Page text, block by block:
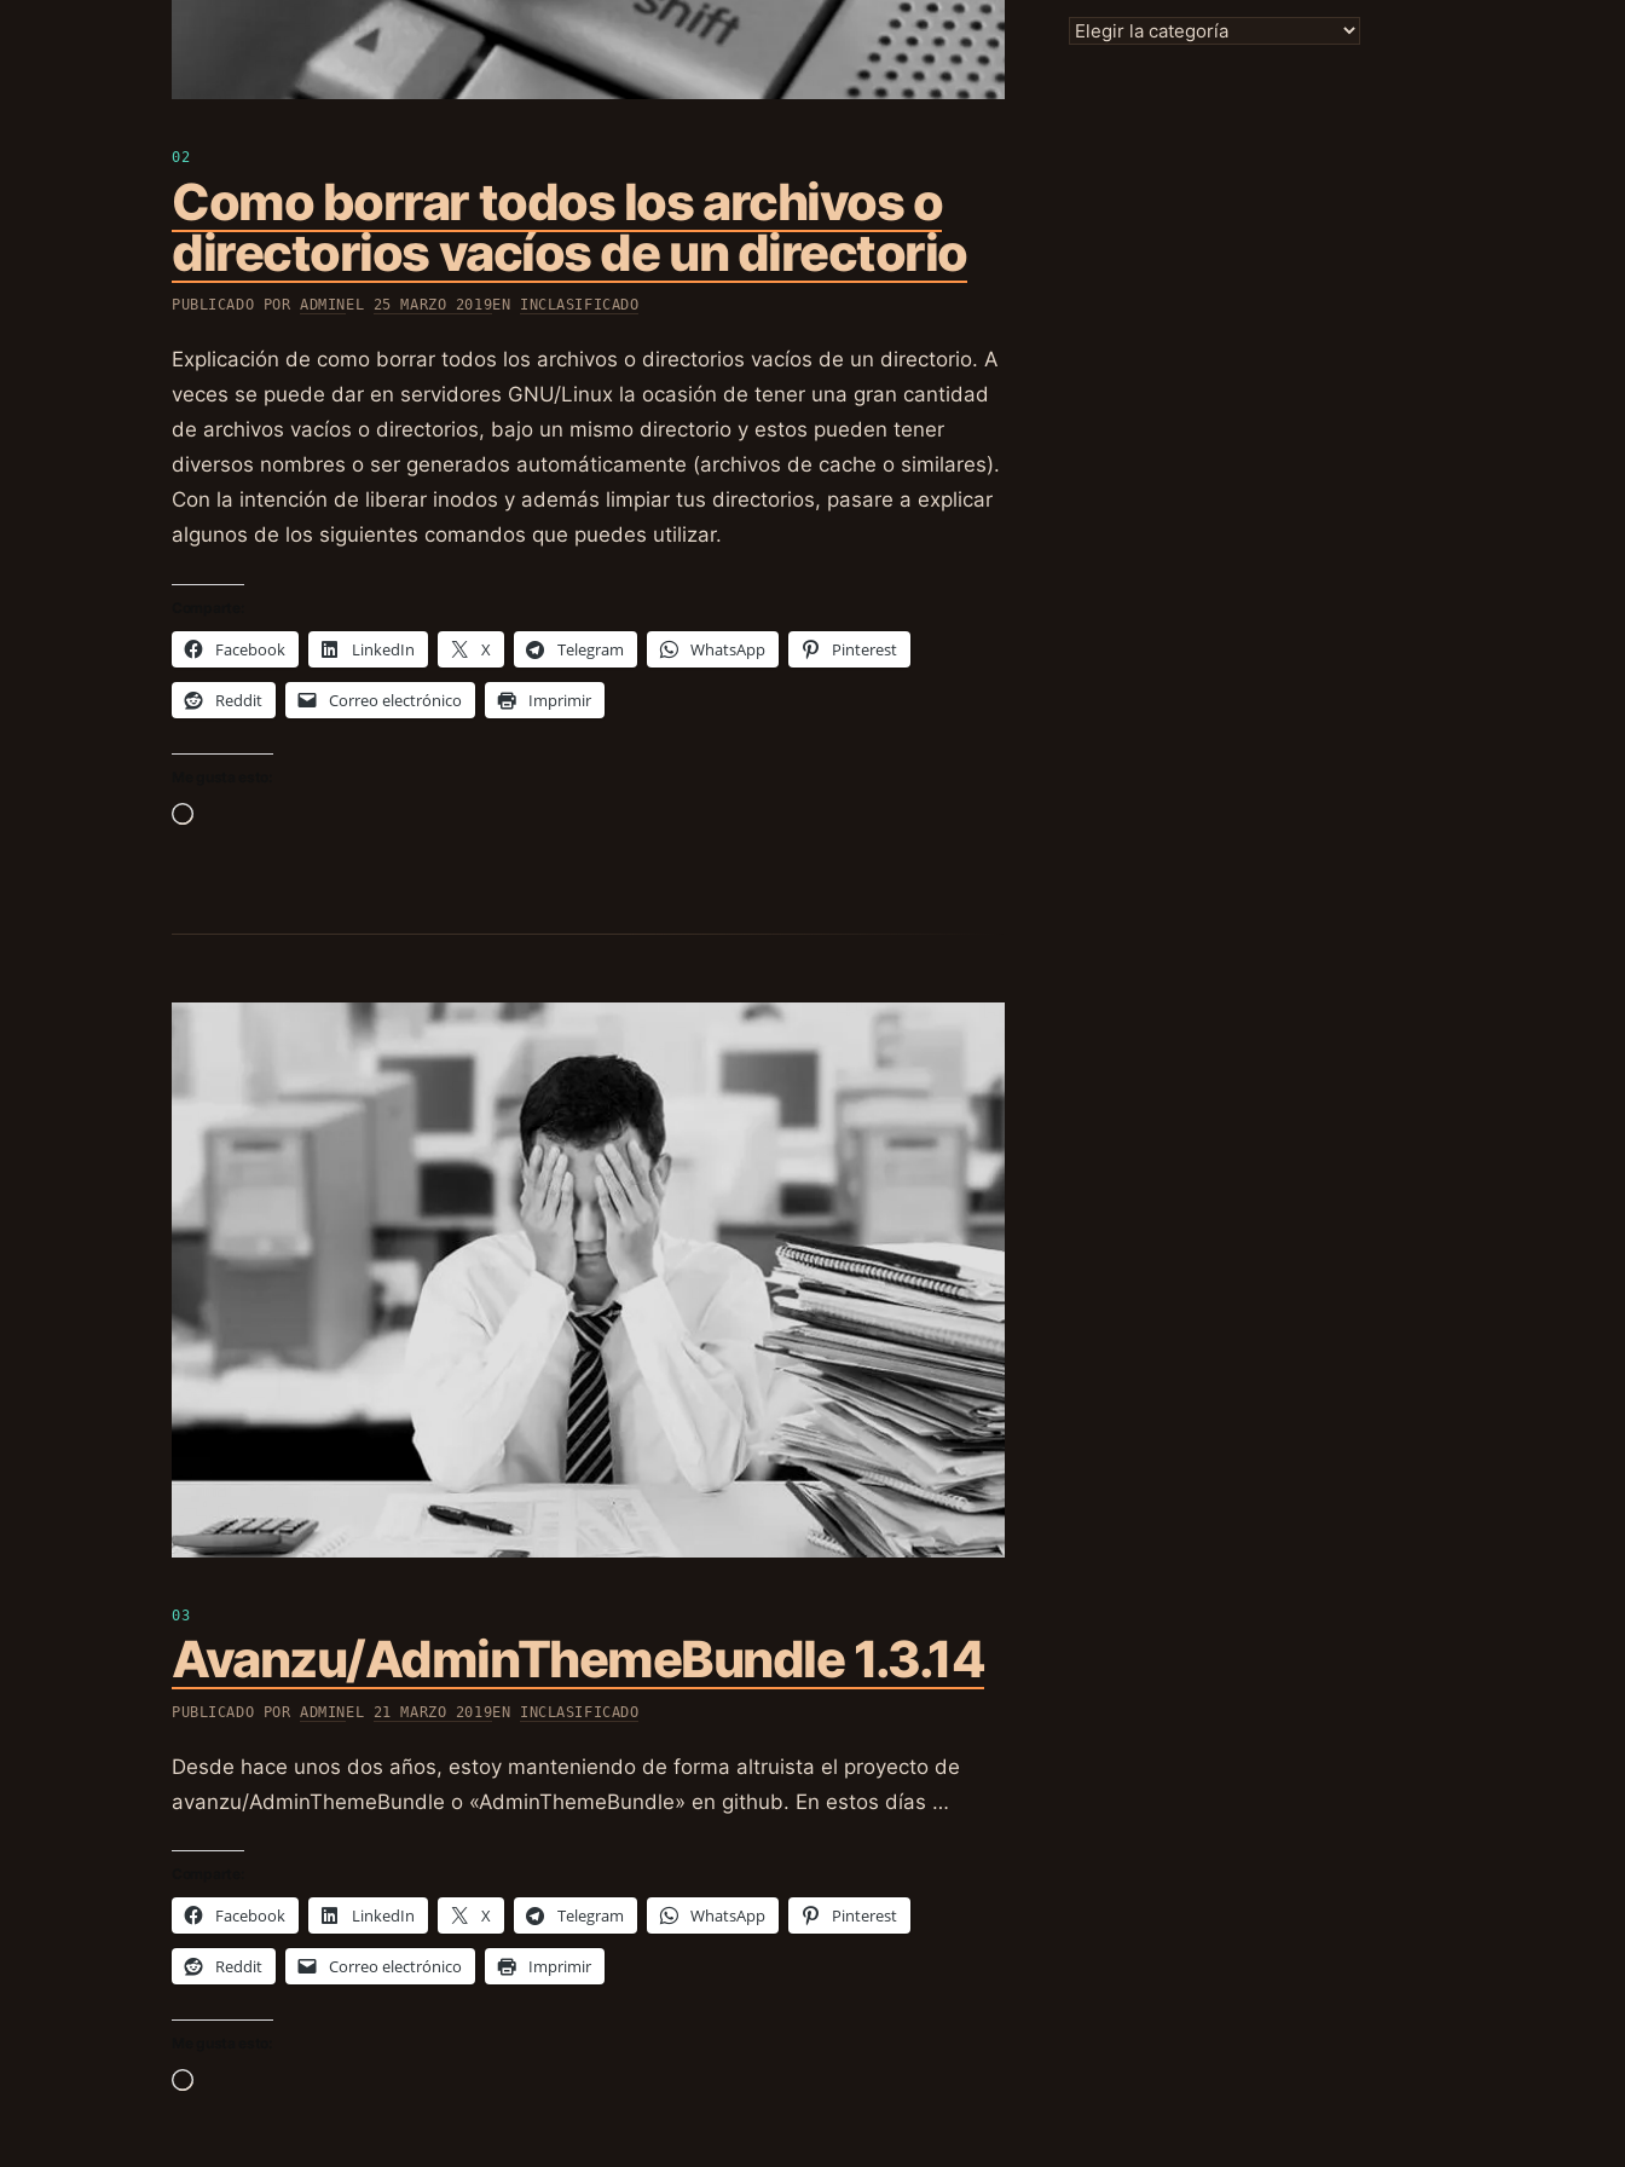
Como borrar todos los archivos o
directorios vacíos de un directorio
PUBLICADO PORADMIN EL 25 MARZO 2019EN INCLASIFICADO
Explicación de como borrar todos los archivos o directorios vacíos de un directorio. A
veces se puede dar en servidores GNU/Linux la ocasión de tener una gran cantidad
de archivos vacíos o directorios, bajo un mismo directorio y estos pueden tener
diversos nombres o ser generados automáticamente (archivos de cache o similares).
Con la intención de liberar inodos y además limpiar tus directorios, pasare a explicar
algunos de los siguientes comandos que puedes utilizar.
Facebook LinkedIn X Telegram WhatsApp Pinterest
Reddit Correo electrónico Imprimir
Cargando...
Avanzu/AdminThemeBundle 1.3.14
PUBLICADO PORADMINEL 21 MARZO 2019EN INCLASIFICADO
Desde hace unos dos años, estoy manteniendo de forma altruista el proyecto de
avanzu/AdminThemeBundle o «AdminThemeBundle» en github. En estos días …
Facebook LinkedIn X Telegram WhatsApp Pinterest
Reddit Correo electrónico Imprimir
Cargando...